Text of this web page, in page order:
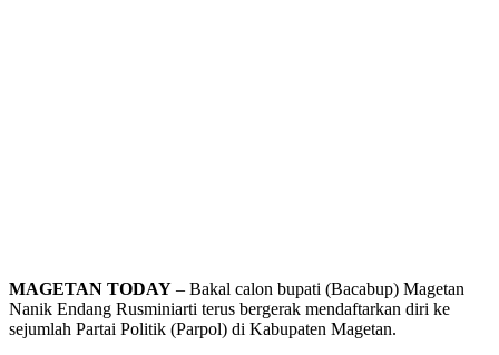
MAGETAN TODAY – Bakal calon bupati (Bacabup) Magetan
Nanik Endang Rusminiarti terus bergerak mendaftarkan diri ke
sejumlah Partai Politik (Parpol) di Kabupaten Magetan.